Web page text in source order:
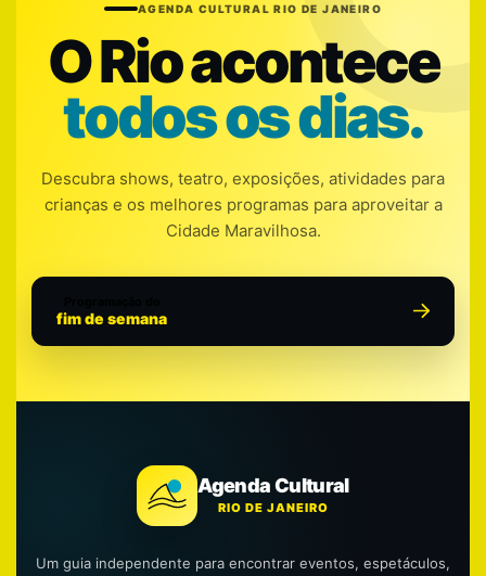
AGENDA CULTURAL RIO DE JANEIRO
O Rio acontece
todos os dias.
Descubra shows, teatro, exposições, atividades para
crianças e os melhores programas para aproveitar a
Cidade Maravilhosa.
fim de semana
Agenda Cultural
RIO DE JANEIRO
Um guia independente para encontrar eventos, espetáculos,